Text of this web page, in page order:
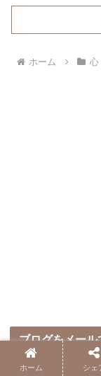
ホーム 心
ブログをメー
ホーム シェ